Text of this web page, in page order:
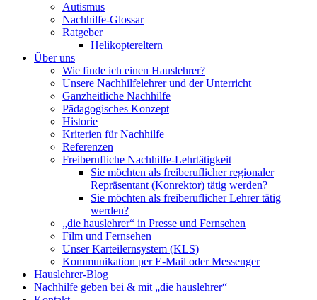
Autismus
Nachhilfe-Glossar
Ratgeber
Helikoptereltern
Über uns
Wie finde ich einen Hauslehrer?
Unsere Nachhilfelehrer und der Unterricht
Ganzheitliche Nachhilfe
Pädagogisches Konzept
Historie
Kriterien für Nachhilfe
Referenzen
Freiberufliche Nachhilfe-Lehrtätigkeit
Sie möchten als freiberuflicher regionaler
Repräsentant (Konrektor) tätig werden?
Sie möchten als freiberuflicher Lehrer tätig
werden?
„die hauslehrer“ in Presse und Fernsehen
Film und Fernsehen
Unser Karteilernsystem (KLS)
Kommunikation per E-Mail oder Messenger
Hauslehrer-Blog
Nachhilfe geben bei & mit „die hauslehrer“